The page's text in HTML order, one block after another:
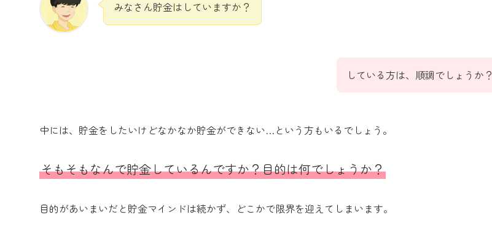
みなさん貯金はしていますか？
している方は、順調でしょうか？
中には、貯金をしたいけどなかなか貯金ができない…という方もいるでしょう。
そもそもなんで貯金しているんですか？目的は何でしょうか？
目的があいまいだと貯金マインドは続かず、どこかで限界を迎えてしまいます。